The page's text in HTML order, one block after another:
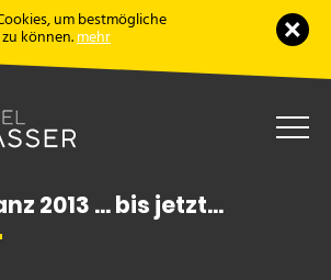
um bestmögliche
können.mehr
2013 … bis jetzt…